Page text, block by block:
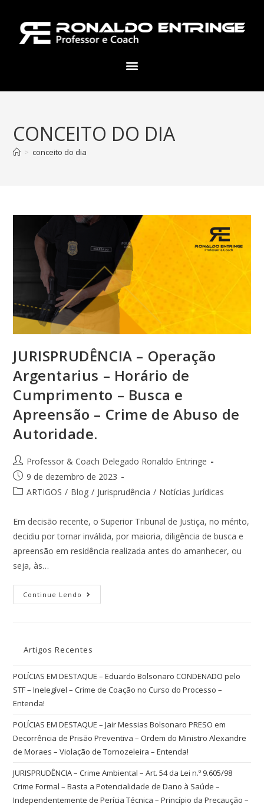
CONCEITO DO DIA
> conceito do dia
JURISPRUDÊNCIA – Operação
Argentarius – Horário de
Cumprimento – Busca e
Apreensão – Crime de Abuso de
Autoridade.
Professor & Coach Delegado Ronaldo Entringe
9 de dezembro de 2023
ARTIGOS / Blog / Jurisprudência / Notícias Jurídicas
Em decisão recente, o Superior Tribunal de Justiça, no mérito,
decidiu por tornar inválida, por maioria, diligência de busca e
apreensão em residência realizada antes do amanhecer, ou
seja, às…
Continue Lendo
Artigos Recentes
POLÍCIAS EM DESTAQUE – Eduardo Bolsonaro CONDENADO pelo
STF – Inelegível – Crime de Coação no Curso do Processo –
Entenda!
POLÍCIAS EM DESTAQUE – Jair Messias Bolsonaro PRESO em
Decorrência de Prisão Preventiva – Ordem do Ministro Alexandre
de Moraes – Violação de Tornozeleira – Entenda!
JURISPRUDÊNCIA – Crime Ambiental – Art. 54 da Lei n.º 9.605/98
Crime Formal – Basta a Potencialidade de Dano à Saúde –
Independentemente de Perícia Técnica – Princípio da Precaução –